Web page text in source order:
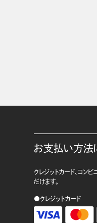
お支払い方法
クレジットカード、コン
だけます。
●クレジットカード